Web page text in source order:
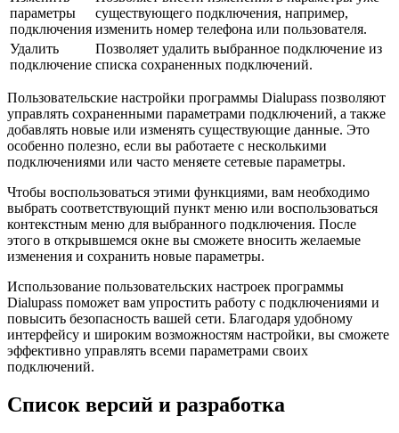
параметры
подключения
существующего подключения, например,
изменить номер телефона или пользователя.
Удалить
подключение
Позволяет удалить выбранное подключение из
списка сохраненных подключений.
Пользовательские настройки программы Dialupass позволяют
управлять сохраненными параметрами подключений, а также
добавлять новые или изменять существующие данные. Это
особенно полезно, если вы работаете с несколькими
подключениями или часто меняете сетевые параметры.
Чтобы воспользоваться этими функциями, вам необходимо
выбрать соответствующий пункт меню или воспользоваться
контекстным меню для выбранного подключения. После
этого в открывшемся окне вы сможете вносить желаемые
изменения и сохранить новые параметры.
Использование пользовательских настроек программы
Dialupass поможет вам упростить работу с подключениями и
повысить безопасность вашей сети. Благодаря удобному
интерфейсу и широким возможностям настройки, вы сможете
эффективно управлять всеми параметрами своих
подключений.
Список версий и разработка